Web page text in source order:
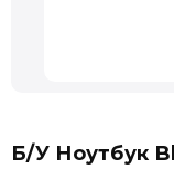
Б/У Ноутбук